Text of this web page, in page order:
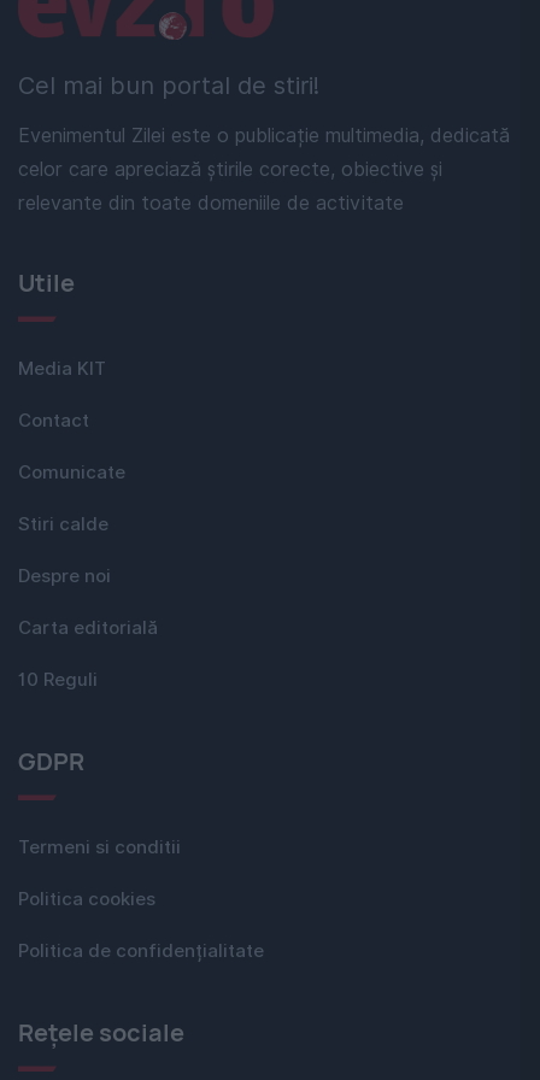
Cel mai bun portal de stiri!
Evenimentul Zilei este o publicație multimedia, dedicată
celor care apreciază știrile corecte, obiective și
relevante din toate domeniile de activitate
Utile
Media KIT
Contact
Comunicate
Stiri calde
Despre noi
Carta editorială
10 Reguli
GDPR
Termeni si conditii
Politica cookies
Politica de confidențialitate
Rețele sociale